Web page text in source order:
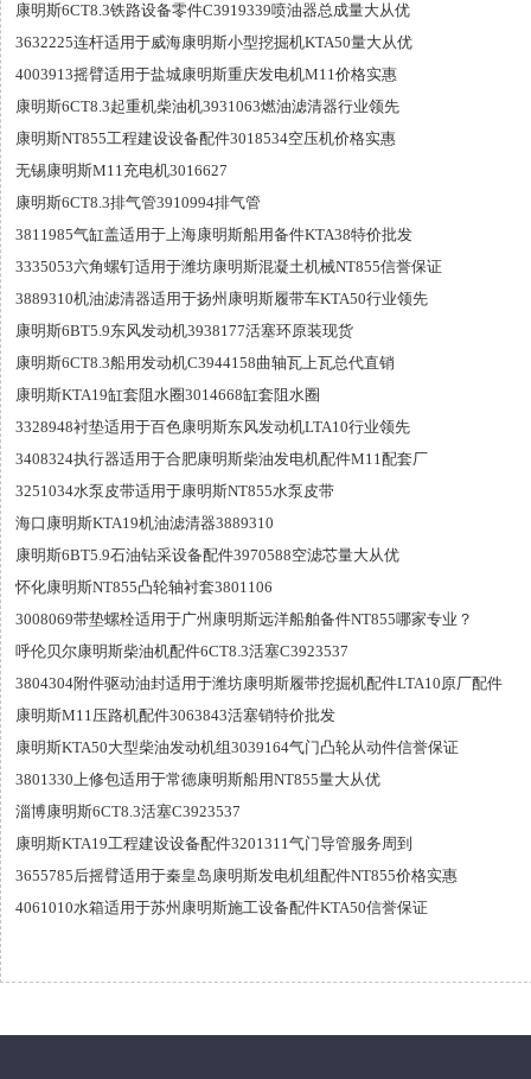
康明斯6CT8.3铁路设备零件C3919339喷油器总成量大从优
3632225连杆适用于威海康明斯小型挖掘机KTA50量大从优
4003913摇臂适用于盐城康明斯重庆发电机M11价格实惠
康明斯6CT8.3起重机柴油机3931063燃油滤清器行业领先
康明斯NT855工程建设设备配件3018534空压机价格实惠
无锡康明斯M11充电机3016627
康明斯6CT8.3排气管3910994排气管
3811985气缸盖适用于上海康明斯船用备件KTA38特价批发
3335053六角螺钉适用于潍坊康明斯混凝土机械NT855信誉保证
3889310机油滤清器适用于扬州康明斯履带车KTA50行业领先
康明斯6BT5.9东风发动机3938177活塞环原装现货
康明斯6CT8.3船用发动机C3944158曲轴瓦上瓦总代直销
康明斯KTA19缸套阻水圈3014668缸套阻水圈
3328948衬垫适用于百色康明斯东风发动机LTA10行业领先
3408324执行器适用于合肥康明斯柴油发电机配件M11配套厂
3251034水泵皮带适用于康明斯NT855水泵皮带
海口康明斯KTA19机油滤清器3889310
康明斯6BT5.9石油钻采设备配件3970588空滤芯量大从优
怀化康明斯NT855凸轮轴衬套3801106
3008069带垫螺栓适用于广州康明斯远洋船舶备件NT855哪家专业？
呼伦贝尔康明斯柴油机配件6CT8.3活塞C3923537
3804304附件驱动油封适用于潍坊康明斯履带挖掘机配件LTA10原厂配件
康明斯M11压路机配件3063843活塞销特价批发
康明斯KTA50大型柴油发动机组3039164气门凸轮从动件信誉保证
3801330上修包适用于常德康明斯船用NT855量大从优
淄博康明斯6CT8.3活塞C3923537
康明斯KTA19工程建设设备配件3201311气门导管服务周到
3655785后摇臂适用于秦皇岛康明斯发电机组配件NT855价格实惠
4061010水箱适用于苏州康明斯施工设备配件KTA50信誉保证